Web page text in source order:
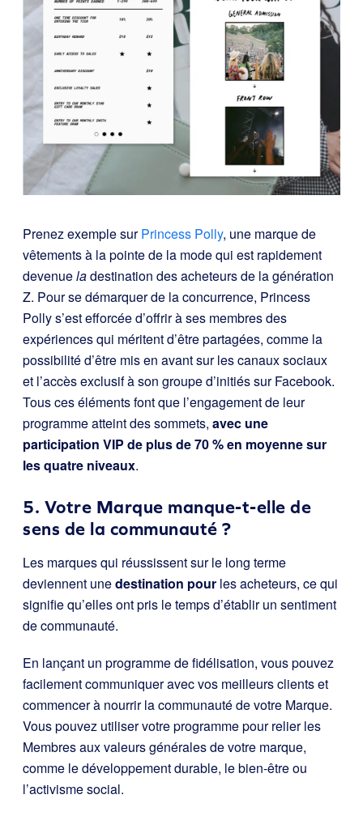
Prenez exemple surPrincess Polly, une marque de
vêtements à la pointe de la mode qui est rapidement
devenueladestination des acheteurs de la génération
Z. Pour se démarquer de la concurrence, Princess
Polly s’est efforcée d’offrir à ses membres des
expériences qui méritent d’être partagées, comme la
possibilité d’être mis en avant sur les canaux sociaux
et l’accès exclusif à son groupe d’initiés sur Facebook.
Tous ces éléments font que l’engagement de leur
programme atteint des sommets, avec une
participation VIP de plus de 70 % en moyenne sur
les quatre niveaux.
5. Votre Marque manque-t-elle de
sens de la communauté ?
Les marques qui réussissent sur le long terme
deviennent unedestination pour les acheteurs, ce qui
signifie qu’elles ont pris le temps d’établir un sentiment
de communauté.
En lançant un programme de fidélisation, vous pouvez
facilement communiquer avec vos meilleurs clients et
commencer à nourrir la communauté de votre Marque.
Vous pouvez utiliser votre programme pour relier les
Membres aux valeurs générales de votre marque,
comme le développement durable, le bien-être ou
l’activisme social.